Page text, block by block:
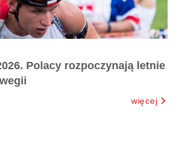
Polacy rozpoczynają letnie
więcej